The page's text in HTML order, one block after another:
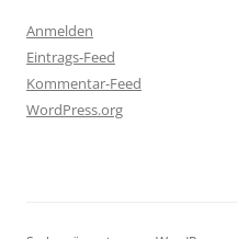
Anmelden
Eintrags-Feed
Kommentar-Feed
WordPress.org